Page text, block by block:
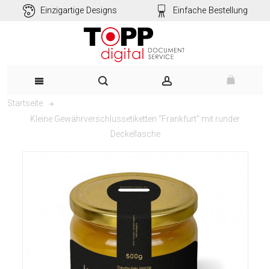
Einzigartige Designs Einfache Bestellung
Startseite
Kleine Gewährverschlussetiketten "Frankfurt" mit runder
Deckellasche